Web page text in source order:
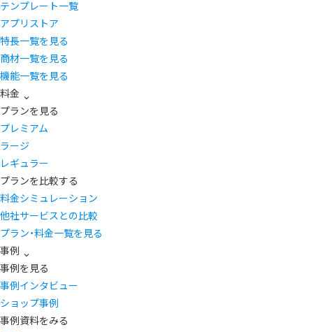
テンプレート一覧
アプリストア
特長一覧を見る
商材一覧を見る
機能一覧を見る
料金
プランを見る
プレミアム
ラージ
レギュラー
プランを比較する
料金シミュレーション
他社サービスとの比較
プラン・料金一覧を見る
事例
事例を見る
事例インタビュー
ショップ事例
事例資料をみる